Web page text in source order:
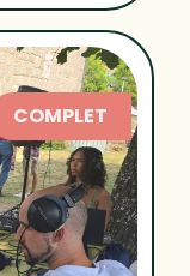
COMPLET